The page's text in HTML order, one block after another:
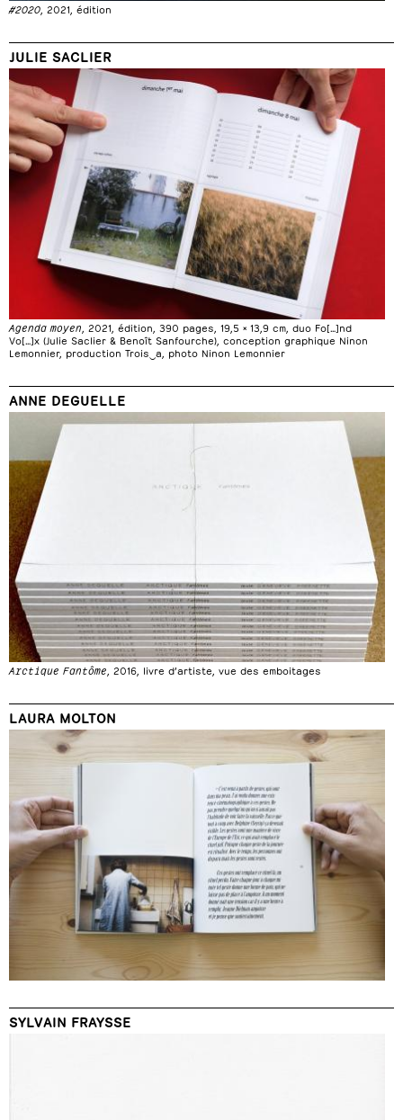
#2020, 2021, édition
JULIE SACLIER
Agenda moyen , 2021, édition, 390 pages, 19,5 × 13,9 cm, duo Fo[…]nd
Vo[…]x (Julie Saclier & Benoît Sanfourche), conception graphique Ninon
Lemonnier, production Trois‿a, photo Ninon Lemonnier
ANNE DEGUELLE
Arctique Fantôme, 2016, livre d’artiste, vue des emboitages
LAURA MOLTON
SYLVAIN FRAYSSE